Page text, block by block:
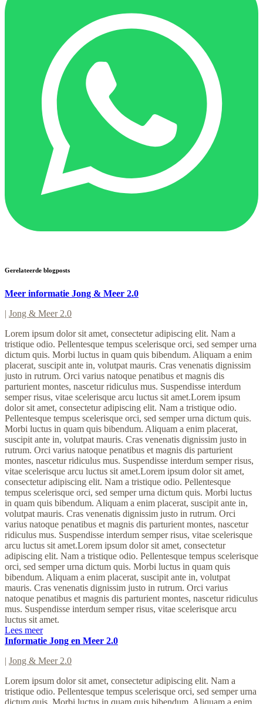
Gerelateerde blogposts
Meer informatie Jong & Meer 2.0
| Jong & Meer 2.0
Lorem ipsum dolor sit amet, consectetur adipiscing elit. Nam a
tristique odio. Pellentesque tempus scelerisque orci, sed semper urna
dictum quis. Morbi luctus in quam quis bibendum. Aliquam a enim
placerat, suscipit ante in, volutpat mauris. Cras venenatis dignissim
justo in rutrum. Orci varius natoque penatibus et magnis dis
parturient montes, nascetur ridiculus mus. Suspendisse interdum
semper risus, vitae scelerisque arcu luctus sit amet.Lorem ipsum
dolor sit amet, consectetur adipiscing elit. Nam a tristique odio.
Pellentesque tempus scelerisque orci, sed semper urna dictum quis.
Morbi luctus in quam quis bibendum. Aliquam a enim placerat,
suscipit ante in, volutpat mauris. Cras venenatis dignissim justo in
rutrum. Orci varius natoque penatibus et magnis dis parturient
montes, nascetur ridiculus mus. Suspendisse interdum semper risus,
vitae scelerisque arcu luctus sit amet.Lorem ipsum dolor sit amet,
consectetur adipiscing elit. Nam a tristique odio. Pellentesque
tempus scelerisque orci, sed semper urna dictum quis. Morbi luctus
in quam quis bibendum. Aliquam a enim placerat, suscipit ante in,
volutpat mauris. Cras venenatis dignissim justo in rutrum. Orci
varius natoque penatibus et magnis dis parturient montes, nascetur
ridiculus mus. Suspendisse interdum semper risus, vitae scelerisque
arcu luctus sit amet.Lorem ipsum dolor sit amet, consectetur
adipiscing elit. Nam a tristique odio. Pellentesque tempus scelerisque
orci, sed semper urna dictum quis. Morbi luctus in quam quis
bibendum. Aliquam a enim placerat, suscipit ante in, volutpat
mauris. Cras venenatis dignissim justo in rutrum. Orci varius
natoque penatibus et magnis dis parturient montes, nascetur ridiculus
mus. Suspendisse interdum semper risus, vitae scelerisque arcu
luctus sit amet.
Lees meer
Informatie Jong en Meer 2.0
| Jong & Meer 2.0
Lorem ipsum dolor sit amet, consectetur adipiscing elit. Nam a
tristique odio. Pellentesque tempus scelerisque orci, sed semper urna
dictum quis. Morbi luctus in quam quis bibendum. Aliquam a enim